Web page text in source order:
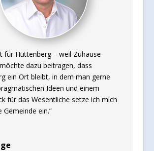
für Hüttenberg – weil Zuhause
dazu beitragen, dass
ein Ort bleibt, in dem man gerne
Ideen und einem
für das Wesentliche setze ich mich
Gemeinde ein.”